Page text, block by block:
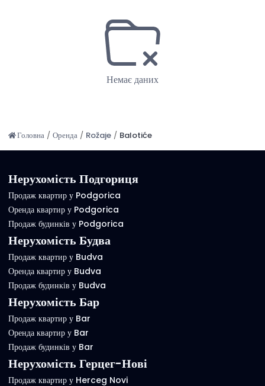
Немає даних
Головна / Оренда / Rožaje / Balotiće
Нерухомість Подгориця
Продаж квартир у Podgorica
Оренда квартир у Podgorica
Продаж будинків у Podgorica
Нерухомість Будва
Продаж квартир у Budva
Оренда квартир у Budva
Продаж будинків у Budva
Нерухомість Бар
Продаж квартир у Bar
Оренда квартир у Bar
Продаж будинків у Bar
Нерухомість Герцег-Нові
Продаж квартир у Herceg Novi